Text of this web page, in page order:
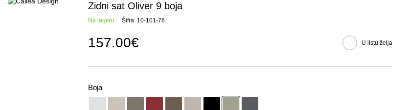
Zidni sat Oliver 9 boja
Na lageru Šifra: 10-101-76
157.00€ U listu želja
Boja